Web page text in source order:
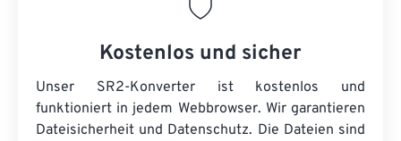
Kostenlos und sicher
Unser SR2-Konverter ist kostenlos und
funktioniert in jedem Webbrowser. Wir garantieren
Dateisicherheit und Datenschutz. Die Dateien sind